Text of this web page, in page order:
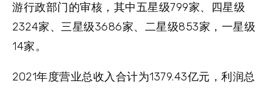
游行政部门的审核，其中五星级799家、四星级
2324家、三星级3686家、二星级853家，一星级
14家。
2021年度营业总收入合计为1379.43亿元，利润总